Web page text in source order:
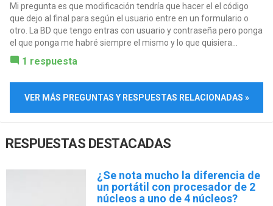
Mi pregunta es que modificación tendría que hacer el el código
que dejo al final para según el usuario entre en un formulario o
otro. La BD que tengo entras con usuario y contraseña pero ponga
el que ponga me habré siempre el mismo y lo que quisiera...
1 respuesta
VER MÁS PREGUNTAS Y RESPUESTAS RELACIONADAS »
RESPUESTAS DESTACADAS
¿Se nota mucho la diferencia de
un portátil con procesador de 2
núcleos a uno de 4 núcleos?